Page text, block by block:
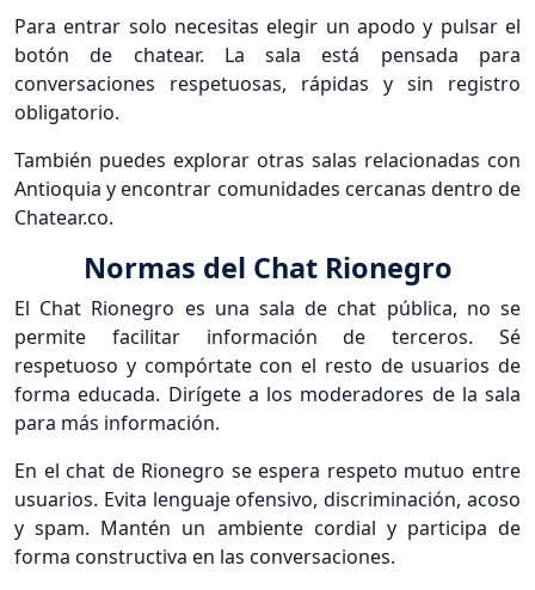
Para entrar solo necesitas elegir un apodo y pulsar el
botón de chatear. La sala está pensada para
conversaciones respetuosas, rápidas y sin registro
obligatorio.
También puedes explorar otras salas relacionadas con
Antioquia y encontrar comunidades cercanas dentro de
Chatear.co.
Normas del Chat Rionegro
El Chat Rionegro es una sala de chat pública, no se
permite facilitar información de terceros. Sé
respetuoso y compórtate con el resto de usuarios de
forma educada. Dirígete a los moderadores de la sala
para más información.
En el chat de Rionegro se espera respeto mutuo entre
usuarios. Evita lenguaje ofensivo, discriminación, acoso
y spam. Mantén un ambiente cordial y participa de
forma constructiva en las conversaciones.